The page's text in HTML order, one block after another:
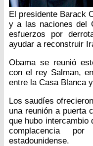
El presidente Barack
y a las naciones del
esfuerzos por
ayudar a reconstruir
Obama se reunió
con el rey Salman,
entre la Casa Blanca
Los saudíes
una reunión a puerta
que hubo intercambio
complacencia
estadounidense.